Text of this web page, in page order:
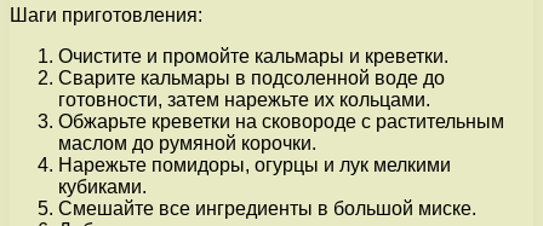
Шаги приготовления:
Очистите и промойте кальмары и креветки.
Сварите кальмары в подсоленной воде до
готовности, затем нарежьте их кольцами.
Обжарьте креветки на сковороде с растительным
маслом до румяной корочки.
Нарежьте помидоры, огурцы и лук мелкими
кубиками.
Смешайте все ингредиенты в большой миске.